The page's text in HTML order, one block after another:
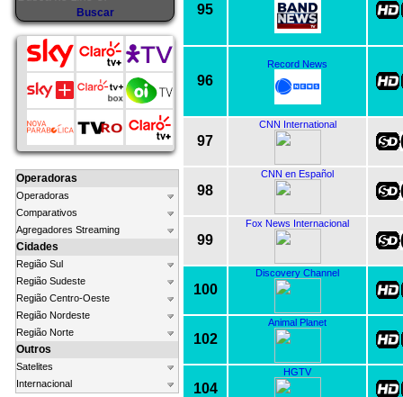
Operadoras
Operadoras
Comparativos
Agregadores Streaming
Cidades
Região Sul
Região Sudeste
Região Centro-Oeste
Região Nordeste
Região Norte
Outros
Satelites
Internacional
95
96
Record News
97
CNN International
98
CNN en Español
99
Fox News Internacional
100
Discovery Channel
102
Animal Planet
104
HGTV